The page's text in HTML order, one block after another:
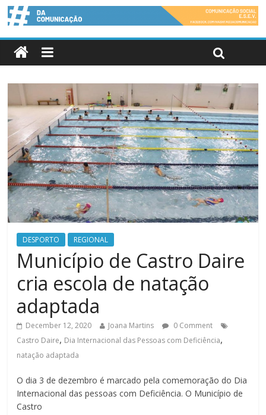
DESPORTO REGIONAL
Município de Castro Daire
cria escola de natação
adaptada
December 12, 2020 Joana Martins
0 Comment
Castro Daire, Dia Internacional das Pessoas com Deficiência,
natação adaptada
O dia 3 de dezembro é marcado pela comemoração do Dia
Internacional das pessoas com Deficiência. O Município de
Castro